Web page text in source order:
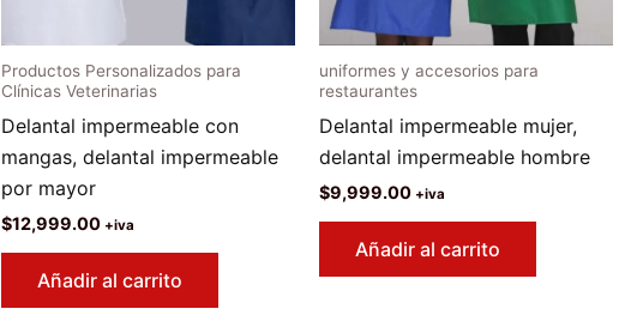
Productos Personalizados para
Clínicas Veterinarias
Delantal impermeable con
mangas, delantal impermeable
por mayor
$12,999.00 +iva
Añadir al carrito
uniformes y accesorios para
restaurantes
Delantal impermeable mujer,
delantal impermeable hombre
$9,999.00 +iva
Añadir al carrito